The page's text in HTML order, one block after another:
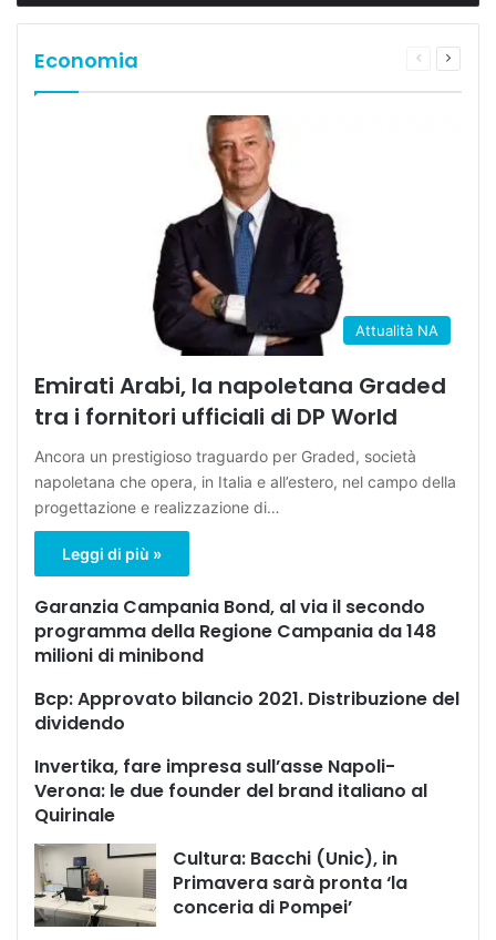
Economia
Pagina
Attualità NA
Emirati Arabi, la napoletana Graded
tra i fornitori ufficiali di DP World
Ancora un prestigioso traguardo per Graded, società
napoletana che opera, in Italia e all’estero, nel campo della
progettazione e realizzazione di…
Leggi di più »
Garanzia Campania Bond, al via il secondo
programma della Regione Campania da 148
milioni di minibond
Bcp: Approvato bilancio 2021. Distribuzione del
dividendo
Invertika, fare impresa sull’asse Napoli-
Verona: le due founder del brand italiano al
Quirinale
Cultura: Bacchi (Unic), in
Primavera sarà pronta ‘la
conceria di Pompei’